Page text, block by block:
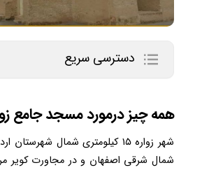
دسترسی سریع
همه چیز درمورد مسجد جامع
شمال شرقی اصفهان و در مجاورت کویر